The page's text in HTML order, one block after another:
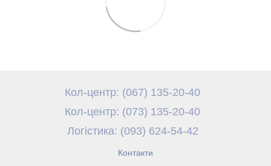
Кол-центр: (067) 135-20-40
Кол-центр: (073) 135-20-40
Логістика: (093) 624-54-42
Контакти